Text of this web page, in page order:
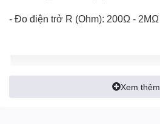
- Đo điện trở R (Ohm): 200Ω - 2MΩ
Xem thêm